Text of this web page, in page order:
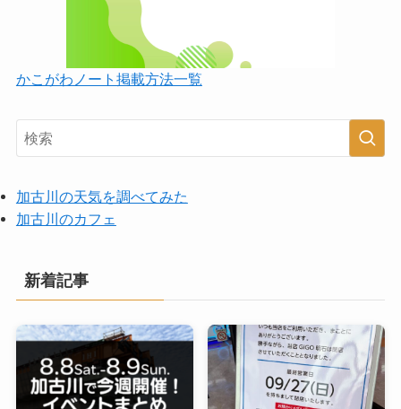
かこがわノート掲載方法一覧
加古川の天気を調べてみた
加古川のカフェ
新着記事